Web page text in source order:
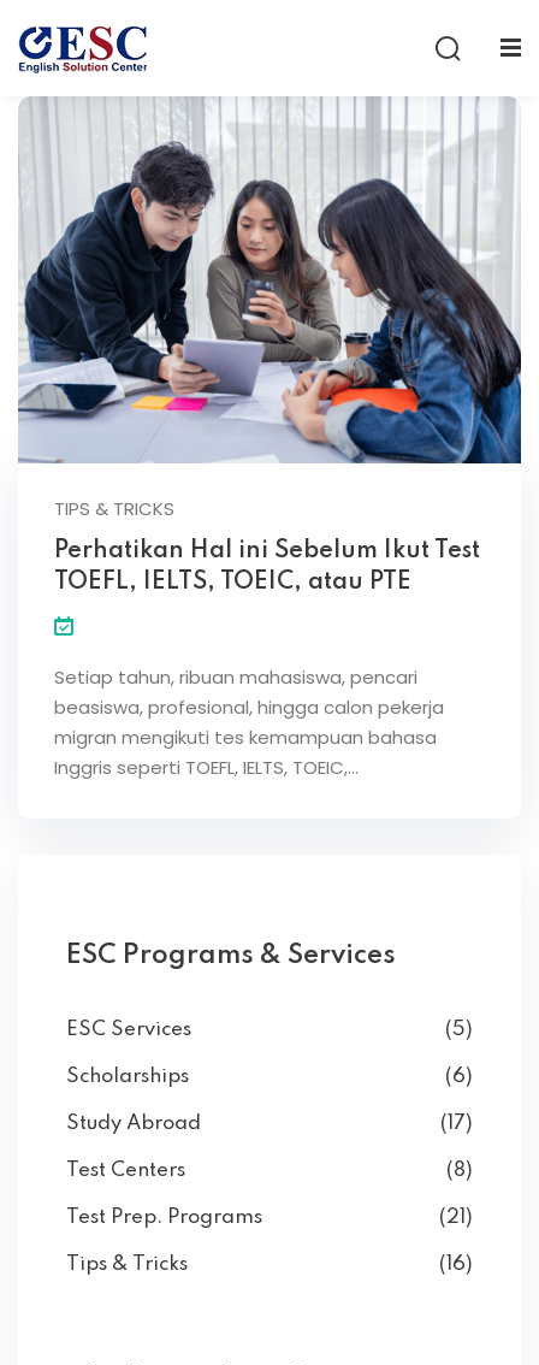
TIPS & TRICKS
Perhatikan Hal ini Sebelum Ikut Test
TOEFL, IELTS, TOEIC, atau PTE
Setiap tahun, ribuan mahasiswa, pencari
beasiswa, profesional, hingga calon pekerja
migran mengikuti tes kemampuan bahasa
Inggris seperti TOEFL, IELTS, TOEIC,…
ESC Programs & Services
ESC Services (5)
Scholarships (6)
Study Abroad (17)
Test Centers (8)
Test Prep. Programs (21)
Tips & Tricks (16)
Sign in
Don’t have an account?
Remember me Lost your password?